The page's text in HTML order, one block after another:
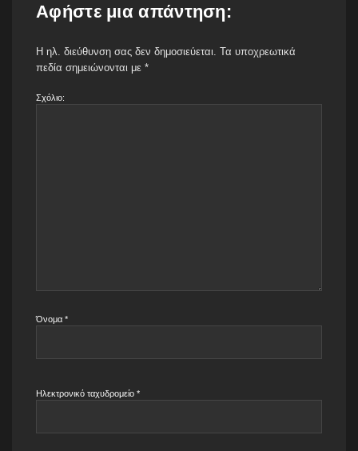
Αφήστε μια απάντηση:
Η ηλ. διεύθυνση σας δεν δημοσιεύεται. Τα υποχρεωτικά
πεδία σημειώνονται με *
Σχόλιο:
Όνομα *
Ηλεκτρονικό ταχυδρομείο *